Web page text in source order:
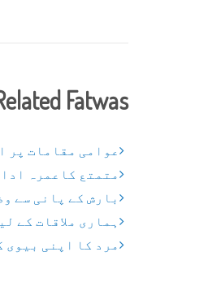
Fatwas
عوامی مقامات پر
متمتع کاعمرہ
بارش کے پانی سے
ہماری ملاقات کے
مرد کا اپنی بیوی